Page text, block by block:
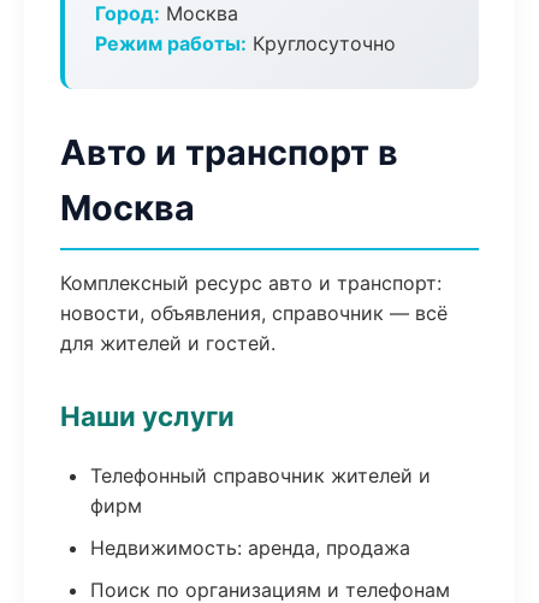
Город: Москва
Режим работы: Круглосуточно
Авто и транспорт в
Москва
Комплексный ресурс авто и транспорт:
новости, объявления, справочник — всё
для жителей и гостей.
Наши услуги
Телефонный справочник жителей и
фирм
Недвижимость: аренда, продажа
Поиск по организациям и телефонам